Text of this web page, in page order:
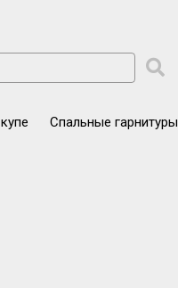
Спальные гарнитуры